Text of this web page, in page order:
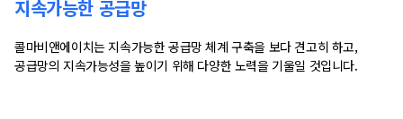
지속가능한 공급망
콜마비앤에이치는 지속가능한 공급망 체계 구축을 보다 견고히 하고,
공급망의 지속가능성을 높이기 위해 다양한 노력을 기울일 것입니다.